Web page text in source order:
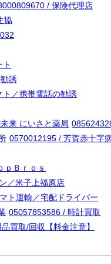
/ 保険代理店
協
誘
／携帯電話の勧誘
来 にいさと薬局
0570012195 / 芳賀赤十字
ｐＢｒｏｓ
／米子上福原店
ト運輸／宅配ドライバー
05057853586 / 時計買取
買取/回収【料金注意】